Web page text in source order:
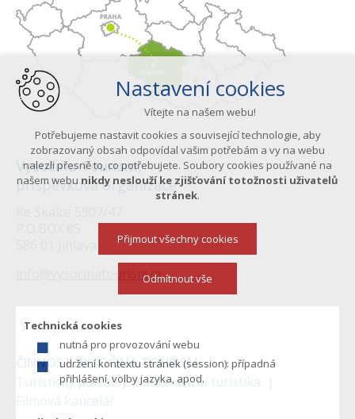
ČINNOST VYSOČINA TOURISM:
Turistický portál
Konferenční turistika
Vysočina Tourism,
příspěvková organizace
info@vysocinatourism.cz
Menu
Mapa webu
Nastavení cookies
Vítejte na našem webu!
Potřebujeme nastavit cookies a související technologie, aby
zobrazovaný obsah odpovídal vašim potřebám a vy na webu
nalezli přesně to, co potřebujete. Soubory cookies používané na
našem webu nikdy neslouží ke zjišťování totožnosti uživatelů
stránek.
Technická cookies
nutná pro provozování webu
udržení kontextu stránek (session): případná
přihlášení, volby jazyka, apod.
Přijmout všechny cookies
Odmítnout vše